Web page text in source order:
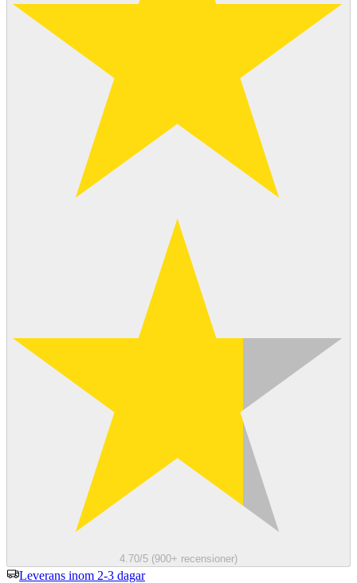
4.70/5 (900+ recensioner)
Leverans inom 2-3 dagar